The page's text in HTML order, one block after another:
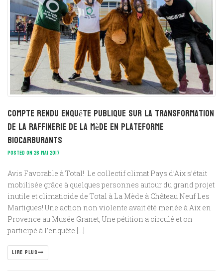
Compte rendu Enquête Publique sur la transformation
de la Raffinerie de la Mède en plateforme
biocarburants
POSTED ON 26 MAI 2017
Avis Favorable à Total! Le collectif climat Pays d’Aix s’était
mobilisée grâce à quelques personnes autour du grand projet
inutile et climaticide de Total à La Mède à Château Neuf Les
Martigues! Une action non violente avait été menée à Aix en
Provence au Musée Granet, Une pétition a circulé et on
participé à l’enquête […]
LIRE PLUS